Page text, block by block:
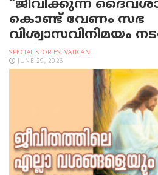
“ജീവിക്കുന്ന
കൊണ്ട് വേണം സഭ
വിശ്വാസവിനിമയം
SPECIAL STORIES, VATICAN
JUNE 29, 2026